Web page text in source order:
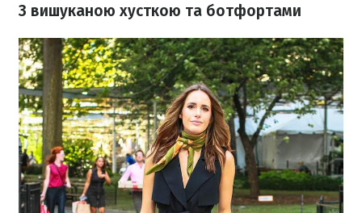
З вишуканою хусткою та ботфортами